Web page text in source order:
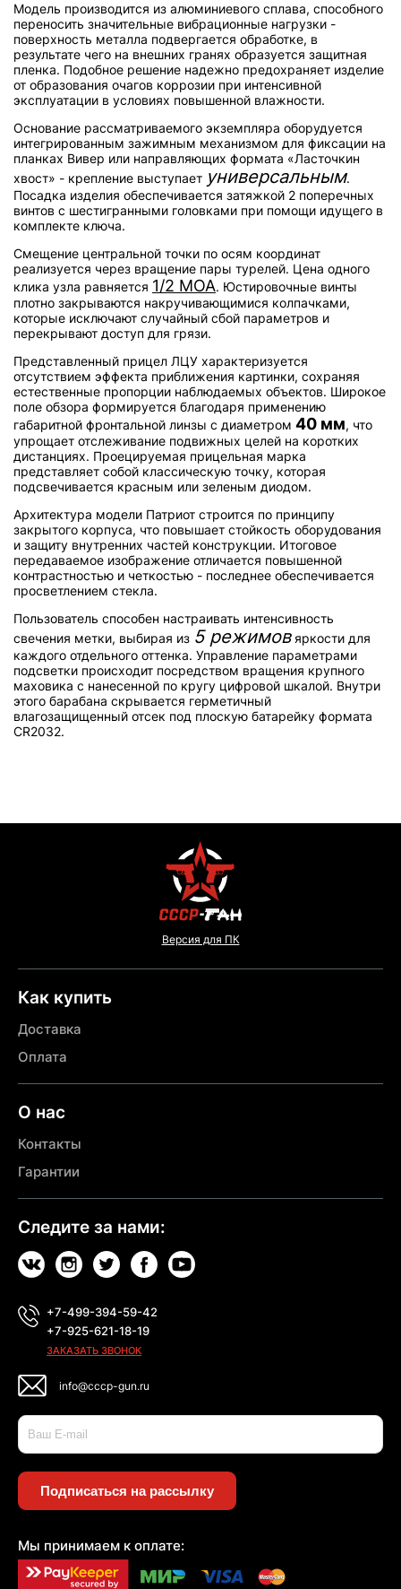
Модель производится из алюминиевого сплава, способного
переносить значительные вибрационные нагрузки -
поверхность металла подвергается обработке, в
результате чего на внешних гранях образуется защитная
пленка. Подобное решение надежно предохраняет изделие
от образования очагов коррозии при интенсивной
эксплуатации в условиях повышенной влажности.
Основание рассматриваемого экземпляра оборудуется
интегрированным зажимным механизмом для фиксации на
планках Вивер или направляющих формата «Ласточкин
хвост» - крепление выступает универсальным.
Посадка изделия обеспечивается затяжкой 2 поперечных
винтов с шестигранными головками при помощи идущего в
комплекте ключа.
Смещение центральной точки по осям координат
реализуется через вращение пары турелей. Цена одного
клика узла равняется 1/2 МОА. Юстировочные винты
плотно закрываются накручивающимися колпачками,
которые исключают случайный сбой параметров и
перекрывают доступ для грязи.
Представленный прицел ЛЦУ характеризуется
отсутствием эффекта приближения картинки, сохраняя
естественные пропорции наблюдаемых объектов. Широкое
поле обзора формируется благодаря применению
габаритной фронтальной линзы с диаметром 40 мм, что
упрощает отслеживание подвижных целей на коротких
дистанциях. Проецируемая прицельная марка
представляет собой классическую точку, которая
подсвечивается красным или зеленым диодом.
Архитектура модели Патриот строится по принципу
закрытого корпуса, что повышает стойкость оборудования
и защиту внутренних частей конструкции. Итоговое
передаваемое изображение отличается повышенной
контрастностью и четкостью - последнее обеспечивается
просветлением стекла.
Пользователь способен настраивать интенсивность
свечения метки, выбирая из 5 режимовяркости для
каждого отдельного оттенка. Управление параметрами
подсветки происходит посредством вращения крупного
маховика с нанесенной по кругу цифровой шкалой. Внутри
этого барабана скрывается герметичный
влагозащищенный отсек под плоскую батарейку формата
CR2032.
Версия для ПК
Как купить
Доставка
Оплата
О нас
Контакты
Гарантии
Следите за нами:
+7-499-394-59-42
+7-925-621-18-19
ЗАКАЗАТЬ ЗВОНОК
info@cccp-gun.ru
Подписаться на рассылку
Мы принимаем к оплате: